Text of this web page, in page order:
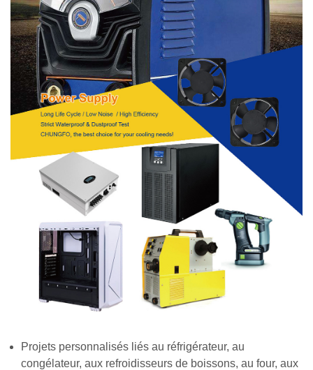
Projets personnalisés liés au réfrigérateur, au
congélateur, aux refroidisseurs de boissons, au four, aux